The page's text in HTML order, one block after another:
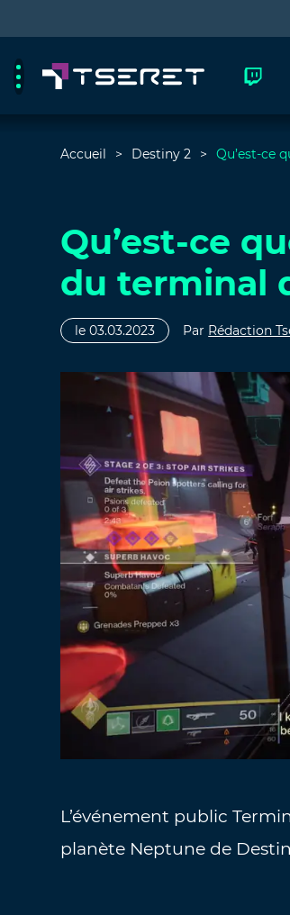
Accueil Destiny 2 Qu’est-ce
Qu’est-ce
du terminal
le 03.03.2023 Par Rédaction
L’événement public
planète Neptune de